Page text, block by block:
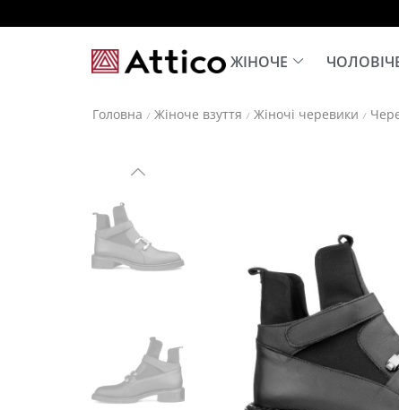
ЖІНОЧЕ
Головна / Жіноче взуття / Жіночі черевики /